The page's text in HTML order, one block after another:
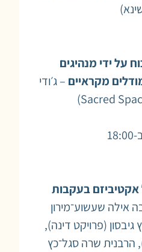
על ידי מנהיגים
מקראיים – ג׳ודי
אקטיביזם בעקבות
אילה שעשוע־מירון
(פרויקט דינה),
הרבנית שרה סגל־כץ